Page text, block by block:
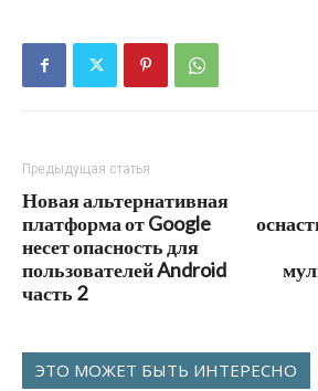
Предыдущая статья
Новая альтернативная
платформа от Google
несет опасность для
пользователей Android
часть 2
ЭТО МОЖЕТ БЫТЬ ИНТЕРЕСНО